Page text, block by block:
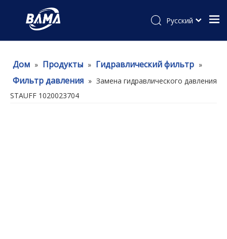
Pусский
Дом » Продукты » Гидравлический фильтр »
Фильтр давления » Замена гидравлического давления
STAUFF 1020023704